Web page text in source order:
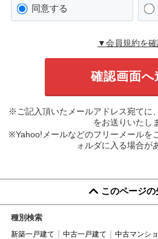
同意する
▼会員規約を
※ご記入頂いたメールアドレス宛てに
をお送りいたし
※Yahoo!メールなどのフリーメールを
ォルダに入る場合が
このページの
種別検索
新築一戸建て 中古一戸建て 中古マンシ